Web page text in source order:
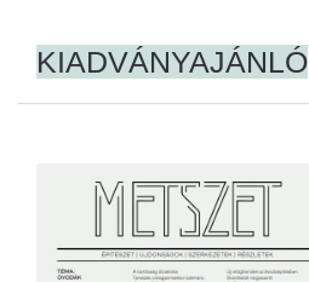
KIADVÁNYAJÁNLÓ